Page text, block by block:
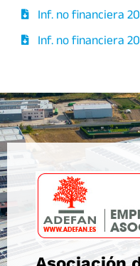
Inf. no financiera
Inf. no financiera